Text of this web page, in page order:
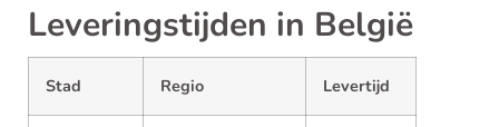
Leveringstijden in België
Stad Regio Levertijd